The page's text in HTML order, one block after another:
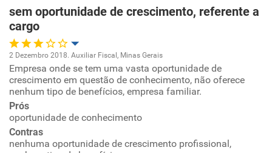
Recomenda esta empresa
Recomenda a diretoria
sem oportunidade de crescimento, referente a
cargo
Oportunidade de promoção
Ambiente de trabalho
Conciliação com a vida familiar
2 Dezembro 2018. Auxiliar Fiscal, Minas Gerais
Empresa onde se tem uma vasta oportunidade de
crescimento em questão de conhecimento, não oferece
nenhum tipo de benefícios, empresa familiar.
Prós
oportunidade de conhecimento
Contras
nenhuma oportunidade de crescimento profissional,